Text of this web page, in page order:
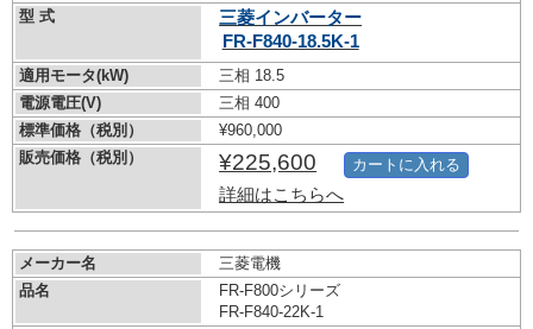
型 式
三菱インバーター
FR-F840-18.5K-1
適用モータ(kW)
三相 18.5
電源電圧(V)
三相 400
標準価格（税別）
¥960,000
販売価格（税別）
¥225,600
詳細はこちらへ
カートに入れる
メーカー名
三菱電機
品名
FR-F800シリーズ
FR-F840-22K-1